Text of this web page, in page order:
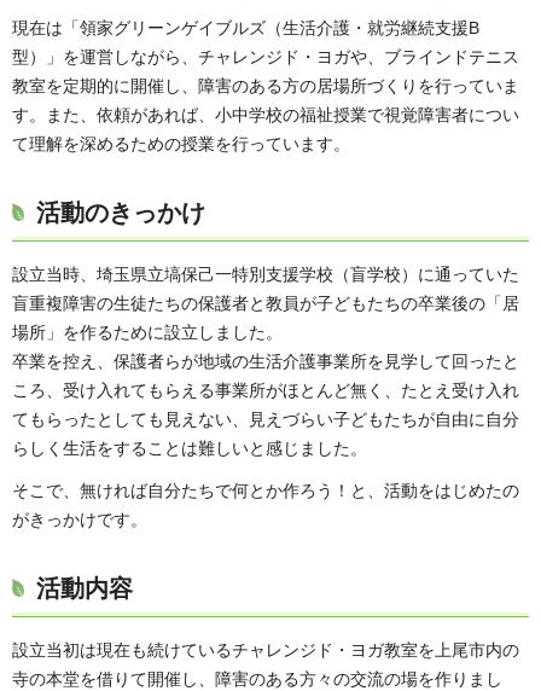
現在は「領家グリーンゲイブルズ（生活介護・就労継続支援B
型）」を運営しながら、チャレンジド・ヨガや、ブラインドテニス
教室を定期的に開催し、障害のある方の居場所づくりを行っていま
す。また、依頼があれば、小中学校の福祉授業で視覚障害者につい
て理解を深めるための授業を行っています。
活動のきっかけ
設立当時、埼玉県立塙保己一特別支援学校（盲学校）に通っていた
盲重複障害の生徒たちの保護者と教員が子どもたちの卒業後の「居
場所」を作るために設立しました。
卒業を控え、保護者らが地域の生活介護事業所を見学して回ったと
ころ、受け入れてもらえる事業所がほとんど無く、たとえ受け入れ
てもらったとしても見えない、見えづらい子どもたちが自由に自分
らしく生活をすることは難しいと感じました。
そこで、無ければ自分たちで何とか作ろう！と、活動をはじめたの
がきっかけです。
活動内容
設立当初は現在も続けているチャレンジド・ヨガ教室を上尾市内の
寺の本堂を借りて開催し、障害のある方々の交流の場を作りまし